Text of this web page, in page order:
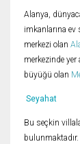
Alanya,
imkanlarına ev
merkezi olan
merkezinde yer
büyüğü olan
Seyahat
Bu seçkin